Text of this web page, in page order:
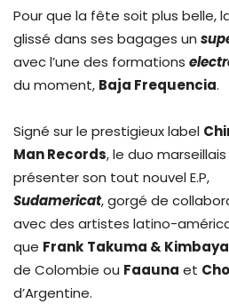
Pour que la fête soit plus belle,
glissé dans ses bagages un
avec l’une des formations
du moment, Baja Frequencia.
Signé sur le prestigieux label
Man Records, le duo
présenter son tout nouvel E.P,
Sudamericat, gorgé de
avec des artistes latino-
que Frank Takuma &
de Colombie ou Faauna et
d’Argentine.